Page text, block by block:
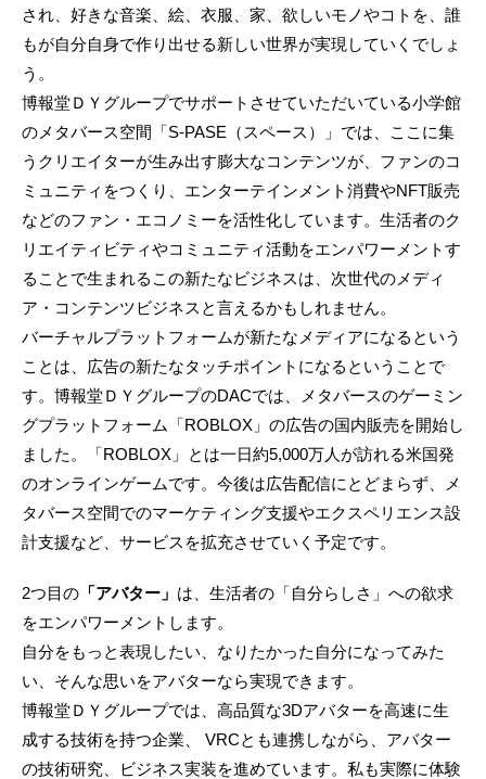
され、好きな音楽、絵、衣服、家、欲しいモノやコトを、誰
もが自分自身で作り出せる新しい世界が実現していくでしょ
う。
博報堂ＤＹグループでサポートさせていただいている小学館
のメタバース空間「S-PASE（スペース）」では、ここに集
うクリエイターが生み出す膨大なコンテンツが、ファンのコ
ミュニティをつくり、エンターテインメント消費やNFT販売
などのファン・エコノミーを活性化しています。生活者のク
リエイティビティやコミュニティ活動をエンパワーメントす
ることで生まれるこの新たなビジネスは、次世代のメディ
ア・コンテンツビジネスと言えるかもしれません。
バーチャルプラットフォームが新たなメディアになるという
ことは、広告の新たなタッチポイントになるということで
す。博報堂ＤＹグループのDACでは、メタバースのゲーミン
グプラットフォーム「ROBLOX」の広告の国内販売を開始し
ました。「ROBLOX」とは一日約5,000万人が訪れる米国発
のオンラインゲームです。今後は広告配信にとどまらず、メ
タバース空間でのマーケティング支援やエクスペリエンス設
計支援など、サービスを拡充させていく予定です。
2つ目の 「アバター」 は、生活者の「自分らしさ」への欲求
をエンパワーメントします。
自分をもっと表現したい、なりたかった自分になってみた
い、そんな思いをアバターなら実現できます。
博報堂ＤＹグループでは、高品質な3Dアバターを高速に生
成する技術を持つ企業、 VRCとも連携しながら、アバター
の技術研究、ビジネス実装を進めています。私も実際に体験